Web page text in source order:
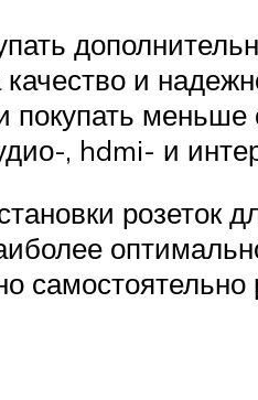
и
покупать
, hdmi- и
розеток